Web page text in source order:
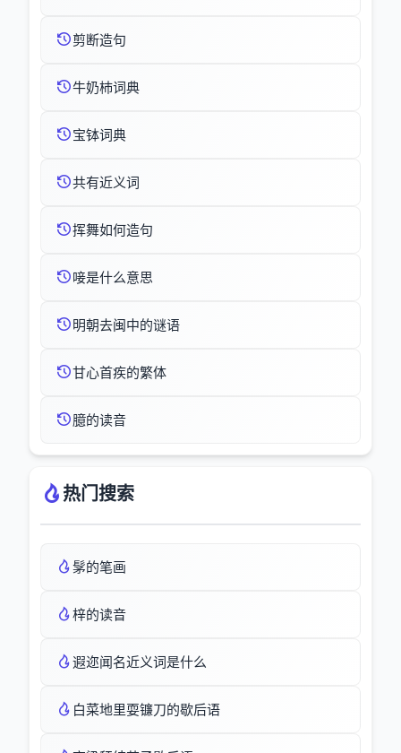
剪断造句
牛奶杮词典
宝钵词典
共有近义词
挥舞如何造句
唼是什么意思
明朝去闽中的谜语
甘心首疾的繁体
臆的读音
热门搜索
髳的笔画
梓的读音
遐迩闻名近义词是什么
白菜地里耍镰刀的歇后语